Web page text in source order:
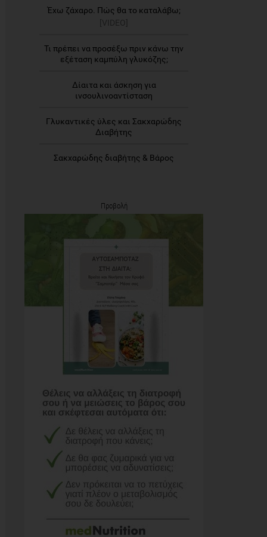
Έχω ζάχαρο. Πώς θα το καταλάβω;
[VIDEO]
Τι πρέπει να προσέξω πριν κάνω την
εξέταση καμπύλη γλυκόζης;
Δίαιτα και άσκηση για
ινσουλινοαντίσταση
Γλυκαντικές ύλες και Σακχαρώδης
Διαβήτης
Σακχαρώδης διαβήτης & Βάρος
Προβολή